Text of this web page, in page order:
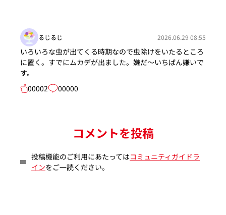
るじるじ 2026.06.29 08:55
いろいろな虫が出てくる時期なので虫除けをいたるところ
に置く。すでにムカデが出ました。嫌だ〜いちばん嫌いで
す。
00002
00000
コメントを投稿
投稿機能のご利用にあたってはコミュニティガイドラ
インをご一読ください。